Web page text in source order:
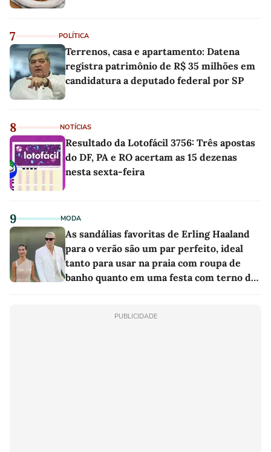
7 POLÍTICA
Terrenos, casa e apartamento: Datena
registra patrimônio de R$ 35 milhões em
candidatura a deputado federal por SP
8 NOTÍCIAS
Resultado da Lotofácil 3756: Três apostas
do DF, PA e RO acertam as 15 dezenas
nesta sexta-feira
9 MODA
As sandálias favoritas de Erling Haaland
para o verão são um par perfeito, ideal
tanto para usar na praia com roupa de
banho quanto em uma festa com terno de
PUBLICIDADE